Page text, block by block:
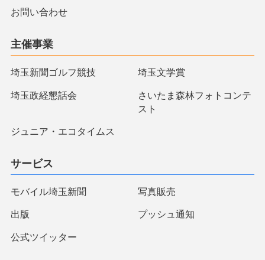
お問い合わせ
主催事業
埼玉新聞ゴルフ競技 埼玉文学賞
埼玉政経懇話会
さいたま森林フォトコンテ
スト
ジュニア・エコタイムス
サービス
モバイル埼玉新聞 写真販売
出版 プッシュ通知
公式ツイッター